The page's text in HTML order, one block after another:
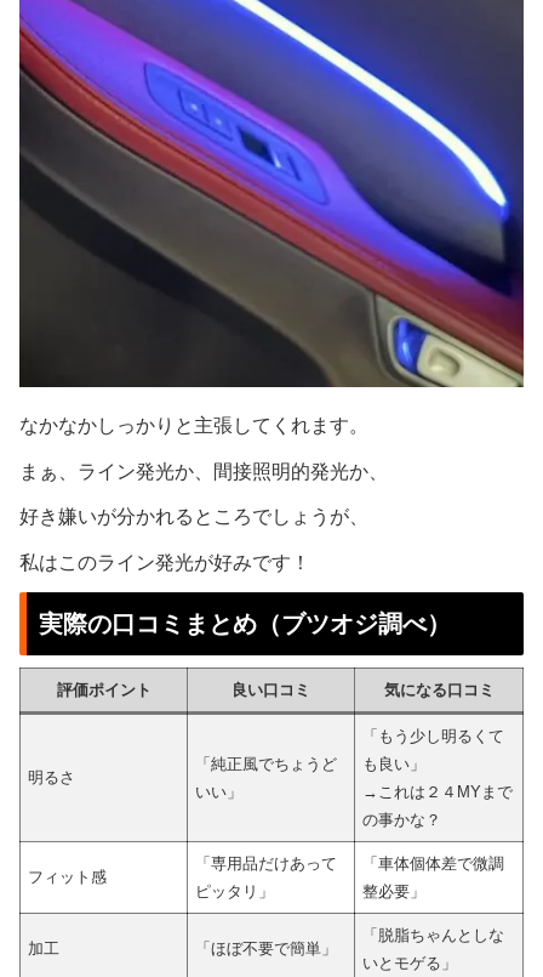
なかなかしっかりと主張してくれます。
まぁ、ライン発光か、間接照明的発光か、
好き嫌いが分かれるところでしょうが、
私はこのライン発光が好みです！
実際の口コミまとめ（ブツオジ調べ）
評価ポイント 良い口コミ 気になる口コミ
明るさ
「純正風でちょうど
いい」
「もう少し明るくて
も良い」
→これは２４MYまで
の事かな？
フィット感
「専用品だけあって
ピッタリ」
「車体個体差で微調
整必要」
加工 「ほぼ不要で簡単」
「脱脂ちゃんとしな
いとモゲる」